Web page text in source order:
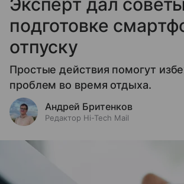
подготовке
отпуску
Простые действия помогут
проблем во время отдыха.
Андрей Бритенков
Редактор Hi-Tech Mail